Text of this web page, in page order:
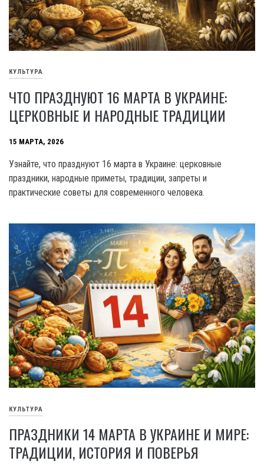
КУЛЬТУРА
ЧТО ПРАЗДНУЮТ 16 МАРТА В УКРАИНЕ:
ЦЕРКОВНЫЕ И НАРОДНЫЕ ТРАДИЦИИ
15 МАРТА, 2026
Узнайте, что празднуют 16 марта в Украине: церковные
праздники, народные приметы, традиции, запреты и
практические советы для современного человека.
КУЛЬТУРА
ПРАЗДНИКИ 14 МАРТА В УКРАИНЕ И МИРЕ:
ТРАДИЦИИ, ИСТОРИЯ И ПОВЕРЬЯ